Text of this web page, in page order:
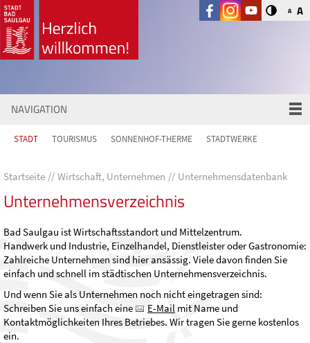
A A
NAVIGATION
STADT TOURISMUS SONNENHOF-THERME STADTWERKE
Startseite Wirtschaft, Unternehmen Unternehmensdatenbank
Unternehmensverzeichnis
Bad Saulgau ist Wirtschaftsstandort und Mittelzentrum.
Handwerk und Industrie, Einzelhandel, Dienstleister oder Gastronomie:
Zahlreiche Unternehmen sind hier ansässig. Viele davon finden Sie
einfach und schnell im städtischen Unternehmensverzeichnis.
Und wenn Sie als Unternehmen noch nicht eingetragen sind:
Schreiben Sie uns einfach eine
E-Mail mit Name und
Kontaktmöglichkeiten Ihres Betriebes. Wir tragen Sie gerne kostenlos
ein.